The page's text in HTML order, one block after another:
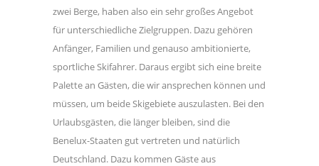
zwei Berge, haben also ein sehr großes Angebot
für unterschiedliche Zielgruppen. Dazu gehören
Anfänger, Familien und genauso ambitionierte,
sportliche Skifahrer. Daraus ergibt sich eine breite
Palette an Gästen, die wir ansprechen können und
müssen, um beide Skigebiete auszulasten. Bei den
Urlaubsgästen, die länger bleiben, sind die
Benelux-Staaten gut vertreten und natürlich
Deutschland. Dazu kommen Gäste aus